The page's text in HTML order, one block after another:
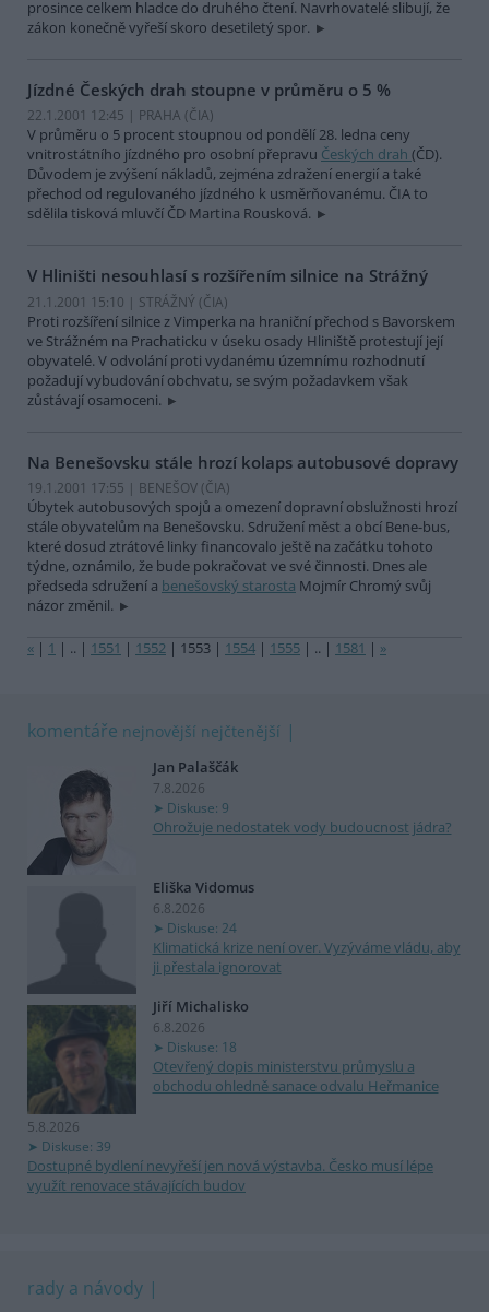
prosince celkem hladce do druhého čtení. Navrhovatelé slibují, že
zákon konečně vyřeší skoro desetiletý spor.
Jízdné Českých drah stoupne v průměru o 5 %
22.1.2001 12:45 | PRAHA (ČIA)
V průměru o 5 procent stoupnou od pondělí 28. ledna ceny
vnitrostátního jízdného pro osobní přepravu Českých drah (ČD).
Důvodem je zvýšení nákladů, zejména zdražení energií a také
přechod od regulovaného jízdného k usměrňovanému. ČIA to
sdělila tisková mluvčí ČD Martina Rousková.
V Hliništi nesouhlasí s rozšířením silnice na Strážný
21.1.2001 15:10 | STRÁŽNÝ (ČIA)
Proti rozšíření silnice z Vimperka na hraniční přechod s Bavorskem
ve Strážném na Prachaticku v úseku osady Hliniště protestují její
obyvatelé. V odvolání proti vydanému územnímu rozhodnutí
požadují vybudování obchvatu, se svým požadavkem však
zůstávají osamoceni.
Na Benešovsku stále hrozí kolaps autobusové dopravy
19.1.2001 17:55 | BENEŠOV (ČIA)
Úbytek autobusových spojů a omezení dopravní obslužnosti hrozí
stále obyvatelům na Benešovsku. Sdružení měst a obcí Bene-bus,
které dosud ztrátové linky financovalo ještě na začátku tohoto
týdne, oznámilo, že bude pokračovat ve své činnosti. Dnes ale
předseda sdružení a benešovský starosta Mojmír Chromý svůj
názor změnil.
« | 1 | .. | 1551 | 1552 | 1553 | 1554 | 1555 | .. | 1581 | »
komentáře nejnovější nejčtenější
Jan Palaščák
7.8.2026
Diskuse: 9
Ohrožuje nedostatek vody budoucnost jádra?
Eliška Vidomus
6.8.2026
Diskuse: 24
Klimatická krize není over. Vyzýváme vládu, aby
ji přestala ignorovat
Jiří Michalisko
6.8.2026
Diskuse: 18
Otevřený dopis ministerstvu průmyslu a
obchodu ohledně sanace odvalu Heřmanice
5.8.2026
Diskuse: 39
Dostupné bydlení nevyřeší jen nová výstavba. Česko musí lépe
využít renovace stávajících budov
rady a návody